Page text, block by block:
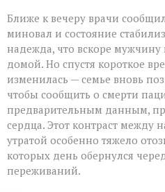
Ближе к вечеру врачи
миновал и состояние
надежда, что вскоре мужчину
домой. Но спустя короткое
изменилась — семье вновь
чтобы сообщить о смерти
предварительным данным,
сердца. Этот контраст между
утратой особенно тяжело
которых день обернулся
переживаний.